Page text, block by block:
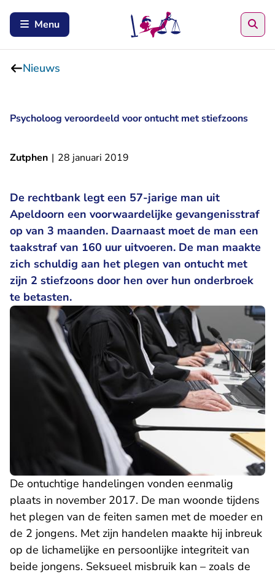
Menu
Nieuws
Psycholoog veroordeeld voor ontucht met stiefzoons
Zutphen | 28 januari 2019
De rechtbank legt een 57-jarige man uit
Apeldoorn een voorwaardelijke gevangenisstraf
op van 3 maanden. Daarnaast moet de man een
taakstraf van 160 uur uitvoeren. De man maakte
zich schuldig aan het plegen van ontucht met
zijn 2 stiefzoons door hen over hun onderbroek
te betasten.
De ontuchtige handelingen vonden eenmalig
plaats in november 2017. De man woonde tijdens
het plegen van de feiten samen met de moeder en
de 2 jongens. Met zijn handelen maakte hij inbreuk
op de lichamelijke en persoonlijke integriteit van
beide jongens. Seksueel misbruik kan – zoals de